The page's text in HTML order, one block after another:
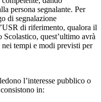
persona segnalante. Per
di segnalazione
di riferimento, qualora il
Scolastico, quest’ultimo avrà
nei tempi e modi previsti per
l’interesse pubblico o
in: